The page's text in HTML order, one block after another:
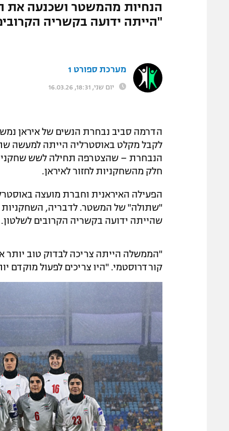
הנחיות מהמשטר ושכנעה את
"הייתה ידועה בקשריה
מערכת ספורט 1
יום שני, 18:31, 16.03.26
הדרמה סביב נבחרת הנשים של איראן
לקבל מקלט באוסטרליה הייתה למעשה
הנבחרת – שהצטרפה תחילה לשש
חלק מהשחקניות לחזור לאיראן.
הפעילה האיראנית וחברת מועצה
"שתולה" של המשטר. לדבריה,
שהייתה ידועה בקשריה הקרובים לשלטון.
"הממשלה הייתה צריכה לבדוק טוב
קורדרוסטמי. "היו צריכים לפעול